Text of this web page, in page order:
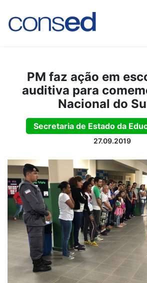
PM faz ação em
auditiva para
Nacional do
Secretaria de Estado da
27.09.2019